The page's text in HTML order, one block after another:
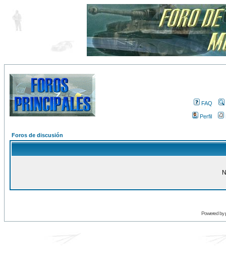
FAQ
Perfil
Foros de discusión
Powered by